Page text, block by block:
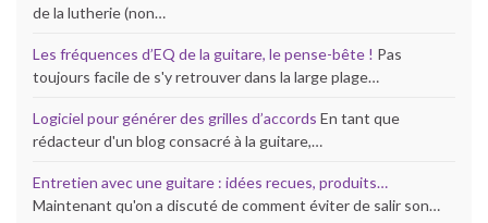
de la lutherie (non…
Les fréquences d’EQ de la guitare, le pense-bête ! Pas
toujours facile de s'y retrouver dans la large plage…
Logiciel pour générer des grilles d’accords En tant que
rédacteur d'un blog consacré à la guitare,…
Entretien avec une guitare : idées recues, produits…
Maintenant qu'on a discuté de comment éviter de salir son…